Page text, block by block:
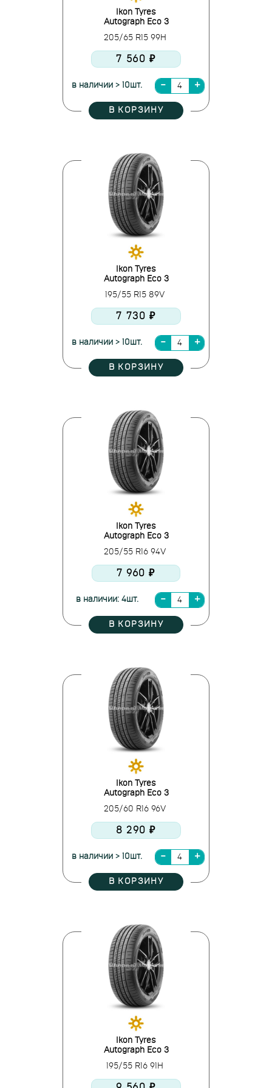
Ikon Tyres
Autograph Eco 3
205/65 R15 99H
7 560 ₽
в наличии > 10шт.
В КОРЗИНУ
Ikon Tyres
Autograph Eco 3
195/55 R15 89V
7 730 ₽
в наличии > 10шт.
В КОРЗИНУ
Ikon Tyres
Autograph Eco 3
205/55 R16 94V
7 960 ₽
в наличии: 4шт.
В КОРЗИНУ
Ikon Tyres
Autograph Eco 3
205/60 R16 96V
8 290 ₽
в наличии > 10шт.
В КОРЗИНУ
Ikon Tyres
Autograph Eco 3
195/55 R16 91H